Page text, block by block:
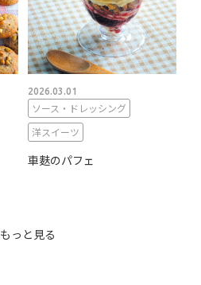
2026.03.01
ソース・ドレッシング
洋スイーツ
車麩のパフェ
もっと見る